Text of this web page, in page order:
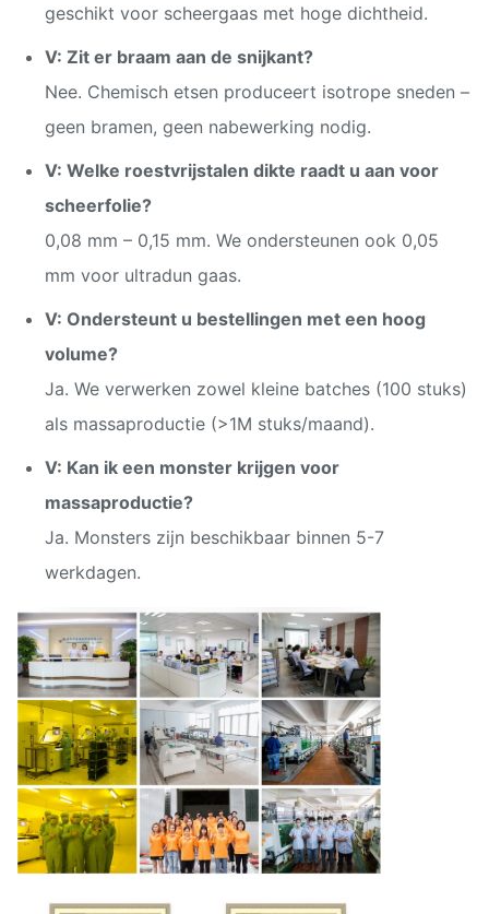
Grootte Kan worden aangepast
monsters, 7-15 dagen
voor massaproductie
geschikt voor scheergaas met hoge dichtheid.
V: Zit er braam aan de snijkant?
Nee. Chemisch etsen produceert isotrope sneden –
geen bramen, geen nabewerking nodig.
V: Welke roestvrijstalen dikte raadt u aan voor
scheerfolie?
0,08 mm – 0,15 mm. We ondersteunen ook 0,05
mm voor ultradun gaas.
V: Ondersteunt u bestellingen met een hoog
volume?
Ja. We verwerken zowel kleine batches (100 stuks)
als massaproductie (>1M stuks/maand).
V: Kan ik een monster krijgen voor
massaproductie?
Ja. Monsters zijn beschikbaar binnen 5-7
werkdagen.